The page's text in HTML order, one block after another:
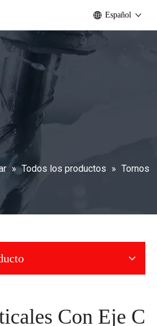
Español
» Todos los productos » Tornos
Con Eje C